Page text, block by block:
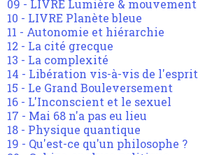
09 - LIVRE Lumière & mouvement
10 - LIVRE Planète bleue
11 - Autonomie et hiérarchie
12 - La cité grecque
13 - La complexité
14 - Libération vis-à-vis de l'esprit
15 - Le Grand Bouleversement
16 - L'Inconscient et le sexuel
17 - Mai 68 n'a pas eu lieu
18 - Physique quantique
19 - Qu'est-ce qu'un philosophe ?